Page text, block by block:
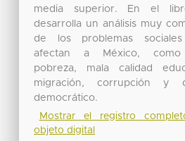
media superior. En el
desarrolla un análisis muy
de los problemas
afectan a México,
pobreza, mala calidad
migración, corrupción y
democrático.
Mostrar el registro
objeto digital